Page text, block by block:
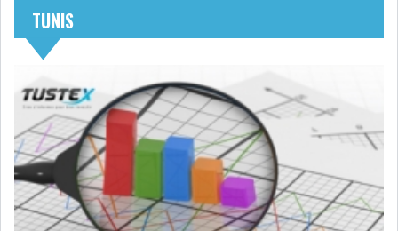
NOMINATIONS NOTATION
PRIVATISATION & OPV RAPPORTS DE GESTION
INDICATEURS
INTERMÉDIAIRES
DIVERS
OPINION ANALYSE MARCHÉ
TUNIS